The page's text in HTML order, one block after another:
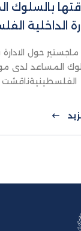
بالسلوك
الداخلية
حول الادارة
المساعد لدى
الثلاثاء رسالة
والموسومة ...